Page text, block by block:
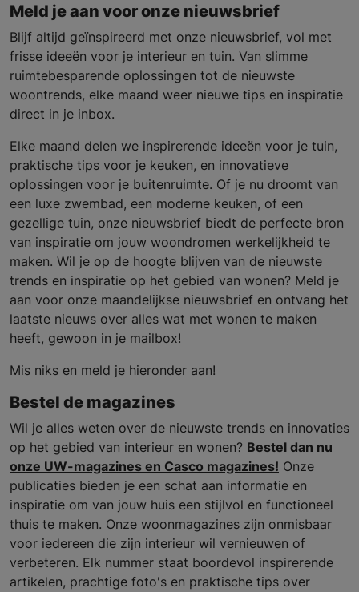
Meld je aan voor onze nieuwsbrief
Blijf altijd geïnspireerd met onze nieuwsbrief, vol met
frisse ideeën voor je interieur en tuin. Van slimme
ruimtebesparende oplossingen tot de nieuwste
woontrends, elke maand weer nieuwe tips en inspiratie
direct in je inbox.
Elke maand delen we inspirerende ideeën voor je tuin,
praktische tips voor je keuken, en innovatieve
oplossingen voor je buitenruimte. Of je nu droomt van
een luxe zwembad, een moderne keuken, of een
gezellige tuin, onze nieuwsbrief biedt de perfecte bron
van inspiratie om jouw woondromen werkelijkheid te
maken. Wil je op de hoogte blijven van de nieuwste
trends en inspiratie op het gebied van wonen? Meld je
aan voor onze maandelijkse nieuwsbrief en ontvang het
laatste nieuws over alles wat met wonen te maken
heeft, gewoon in je mailbox!
Mis niks en meld je hieronder aan!
Bestel de magazines
Wil je alles weten over de nieuwste trends en innovaties
op het gebied van interieur en wonen? Bestel dan nu
onze UW-magazines en Casco magazines! Onze
publicaties bieden je een schat aan informatie en
inspiratie om van jouw huis een stijlvol en functioneel
thuis te maken. Onze woonmagazines zijn onmisbaar
voor iedereen die zijn interieur wil vernieuwen of
verbeteren. Elk nummer staat boordevol inspirerende
artikelen, prachtige foto's en praktische tips over